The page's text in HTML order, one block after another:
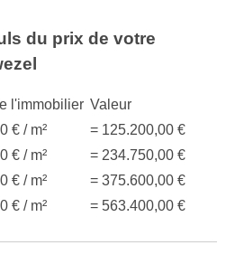
du prix de votre
l'immobilier Valeur
€ / m²
= 125.200,00 €
€ / m²
= 234.750,00 €
€ / m²
= 375.600,00 €
€ / m² = 563.400,00 €